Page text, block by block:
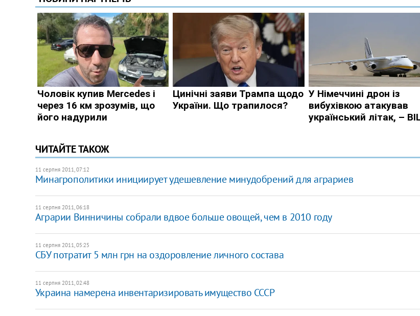
ЧИТАЙТЕ ТАКОЖ
11 серпня 2011, 07:12
Минагрополитики инициирует удешевление минудобрений для аграриев
11 серпня 2011, 06:18
Аграрии Винничины собрали вдвое больше овощей, чем в 2010 году
11 серпня 2011, 05:25
​СБУ потратит 5 млн грн на оздоровление личного состава
11 серпня 2011, 02:48
Украина намерена инвентаризировать имущество СССР